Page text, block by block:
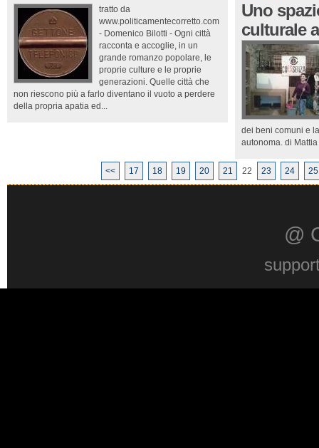
tratto da
www.politicamentecorretto.com
- Domenico Bilotti - Ogni città
racconta e accoglie, in un
grande romanzo popolare, le
proprie culture e le proprie
generazioni. Quelle città che
non riescono più a farlo diventano il vuoto a perdere
della propria apatia ed...
Uno
culturale
dei beni comuni e
autonoma. di
<< 17 18 19 20 21 22 23 24 25
@